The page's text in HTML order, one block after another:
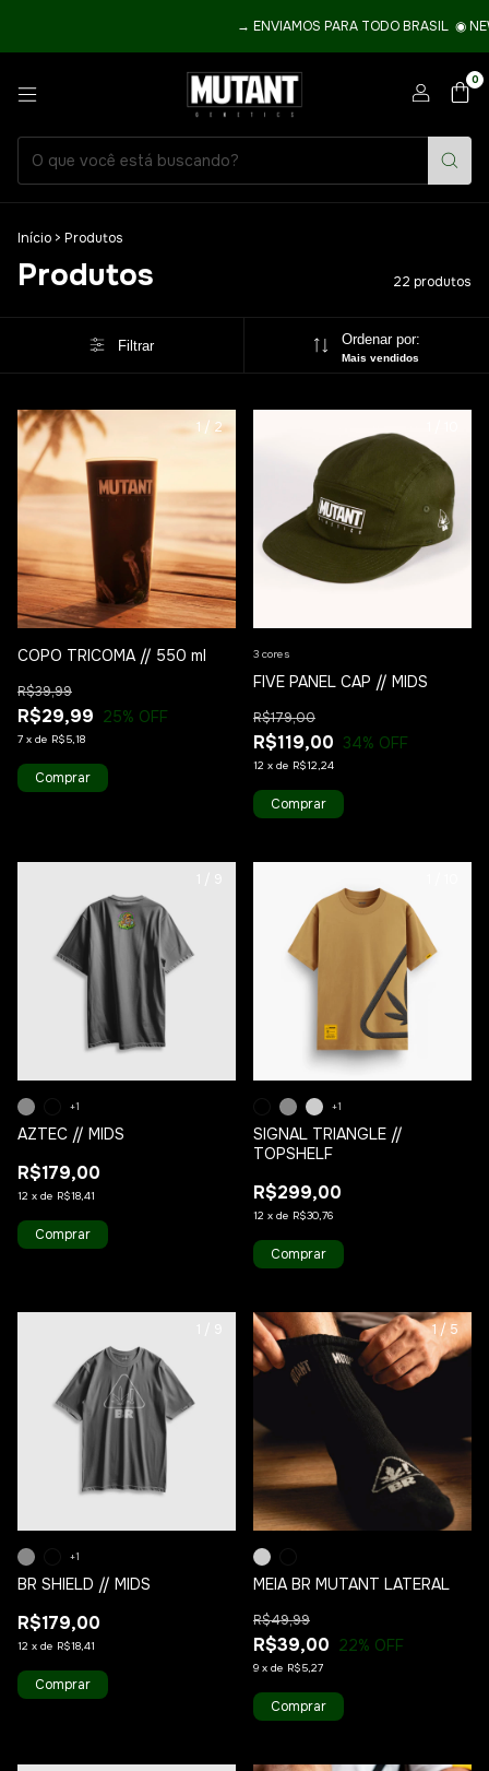
→ ENVIAMOS PARA TODO BRASIL ­ ◉
0
Início > Produtos
Produtos 22 produtos
Filtrar Ordenar por:
Mais vendidos
1 / 2
COPO TRICOMA // 550 ml
R$29,99
R$39,99
25% OFF
7 x de R$5,18
FIVE PANEL CAP // MIDS
R$119,00
R$179,00
34% OFF
12 x de R$12,24
3 cores
Comprar
AZTEC // MIDS
R$179,00
12 x de R$18,41
+1
Comprar
SIGNAL TRIANGLE //
TOPSHELF
R$299,00
12 x de R$30,76
+1
Comprar
BR SHIELD // MIDS
R$179,00
12 x de R$18,41
+1
Comprar
1/ 5
MEIA BR MUTANT LATERAL
R$39,00
R$49,99
22% OFF
9 x de R$5,27
Comprar